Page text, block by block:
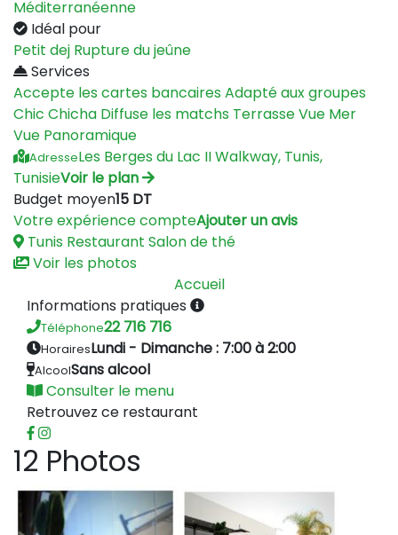
Méditerranéenne
Idéal pour
Petit dej Rupture du jeûne
Services
Accepte les cartes bancaires Adapté aux groupes
Chic Chicha Diffuse les matchs TerrasseVue Mer
Vue Panoramique
AdresseLes Berges du Lac II Walkway, Tunis,
TunisieVoir le plan
Budget moyen15 DT
Votre expérience compteAjouter un avis
Tunis Restaurant Salon de thé
Voir les photos
Accueil
Informations pratiques
Téléphone22 716 716
HorairesLundi - Dimanche : 7:00 à 2:00
AlcoolSans alcool
Consulter le menu
Retrouvez ce restaurant
12 Photos